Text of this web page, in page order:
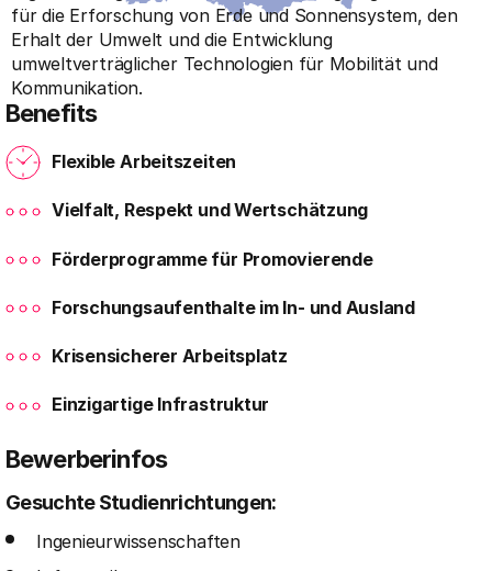
für die Erforschung von Erde und Sonnensystem, den
Erhalt der Umwelt und die Entwicklung
umweltverträglicher Technologien für Mobilität und
Kommunikation.
Benefits
Flexible Arbeitszeiten
Vielfalt, Respekt und Wertschätzung
Förderprogramme für Promovierende
Forschungsaufenthalte im In- und Ausland
Krisensicherer Arbeitsplatz
Einzigartige Infrastruktur
Bewerberinfos
Gesuchte Studienrichtungen:
Ingenieurwissenschaften